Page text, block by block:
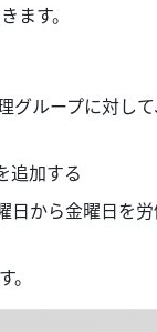
ます。
グループに対し
追加する
日から金曜日を
。